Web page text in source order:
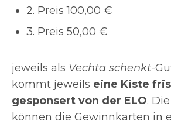
2. Preis 100,00 €
3. Preis 50,00 €
jeweils als Vechta schenkt-
kommt jeweils eine Kiste
gesponsert von der ELO.
können die Gewinnkarten in